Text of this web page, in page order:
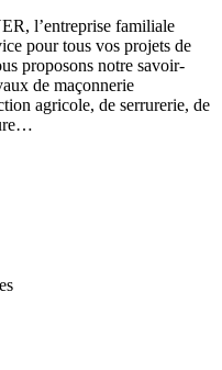
l’entreprise familiale
pour tous vos projets de
proposons notre savoir-
de maçonnerie
agricole, de serrurerie, de